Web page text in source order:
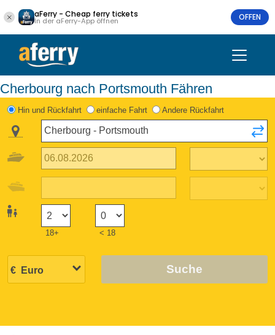
aFerry - Cheap ferry tickets
In der aFerry-App öffnen OFFEN
Cherbourg nach Portsmouth Fähren
Hin und Rückfahrt einfache Fahrt Andere Rückfahrt
18+ < 18
Suche